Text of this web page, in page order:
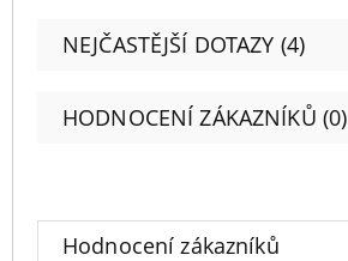
Hodnocení zákazníků
NEJČASTĚJŠÍ DOTAZY (4)
HODNOCENÍ ZÁKAZNÍKŮ (0)